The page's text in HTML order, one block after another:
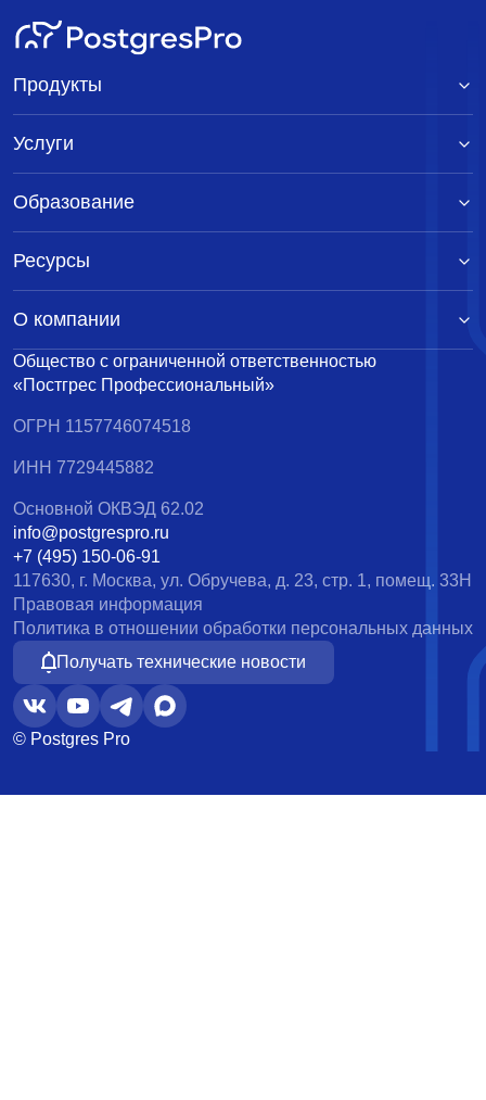
Общество с ограниченной ответственностью
«Постгрес Профессиональный»
ОГРН 1157746074518
ИНН 7729445882
Основной ОКВЭД 62.02
info@postgrespro.ru
+7 (495) 150-06-91
117630, г. Москва, ул. Обручева, д. 23, стр. 1, помещ. 33Н
Правовая информация
Политика в отношении обработки персональных данных
Получать технические новости
© Postgres Pro
Продукты
Услуги
Образование
Ресурсы
О компании